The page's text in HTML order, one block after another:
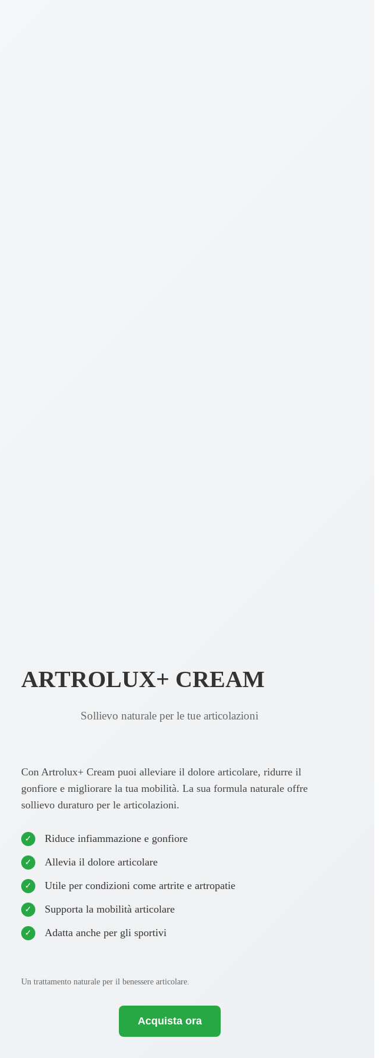
ARTROLUX+ CREAM
Sollievo naturale per le tue articolazioni
Con Artrolux+ Cream puoi alleviare il dolore articolare, ridurre il
gonfiore e migliorare la tua mobilità. La sua formula naturale offre
sollievo duraturo per le articolazioni.
Riduce infiammazione e gonfiore
Allevia il dolore articolare
Utile per condizioni come artrite e artropatie
Supporta la mobilità articolare
Adatta anche per gli sportivi
Un trattamento naturale per il benessere articolare.
Acquista ora